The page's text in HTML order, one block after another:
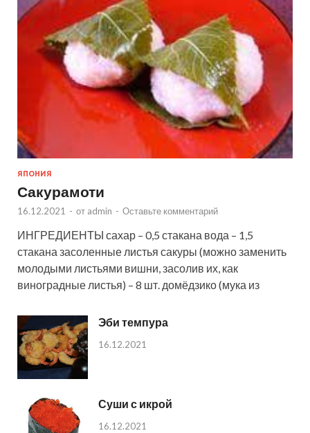
ЯПОНИЯ
Сакурамоти
16.12.2021 - от admin - Оставьте комментарий
ИНГРЕДИЕНТЫ сахар – 0,5 стакана вода – 1,5
стакана засоленные листья сакуры (можно заменить
молодыми листьями вишни, засолив их, как
виноградные листья) – 8 шт. домёдзико (мука из
Эби темпура
16.12.2021
Суши с икрой
16.12.2021